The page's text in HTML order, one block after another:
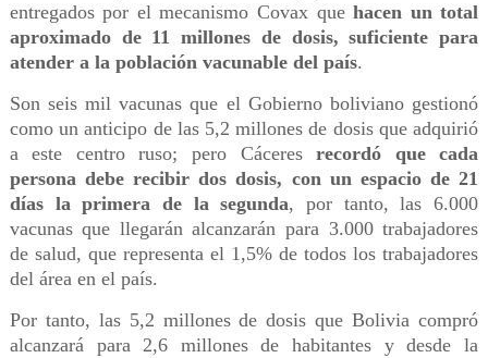
entregados por el mecanismo Covax quehacen un total
aproximado de 11 millones de dosis, suficiente para
atender a la población vacunable del país.
Son seis mil vacunas que el Gobierno boliviano gestionó
como un anticipo de las 5,2 millones de dosis que adquirió
a este centro ruso; pero Cáceresrecordó que cada
persona debe recibir dos dosis, con un espacio de 21
días la primera de la segunda, por tanto, las 6.000
vacunas que llegarán alcanzarán para 3.000 trabajadores
de salud, que representa el 1,5% de todos los trabajadores
del área en el país.
Por tanto, las 5,2 millones de dosis que Bolivia compró
alcanzará para 2,6 millones de habitantes y desde la